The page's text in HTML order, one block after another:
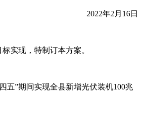
2022年2月16日
实现，特制订本方案。
五”期间实现全县新增光伏装机100兆